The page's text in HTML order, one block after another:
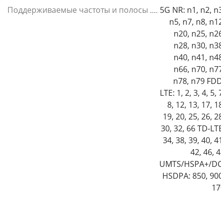
Поддерживаемые частоты и полосы
5G NR: n1, n2,
n5, n7, n8,
n20, n25,
n28, n30,
n40, n41,
n66, n70,
n78, n79
LTE: 1, 2, 3, 4, 5,
8, 12, 13, 17,
19, 20, 25, 26,
30, 32, 66 TD-
34, 38, 39, 40,
42, 46,
UMTS/HSPA+/
HSDPA: 850,